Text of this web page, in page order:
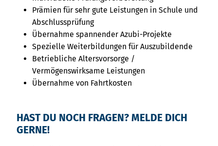
Prämien für sehr gute Leistungen in Schule und
Abschlussprüfung
Übernahme spannender Azubi-Projekte
Spezielle Weiterbildungen für Auszubildende
Betriebliche Altersvorsorge /
Vermögenswirksame Leistungen
Übernahme von Fahrtkosten
HAST DU NOCH FRAGEN? MELDE DICH
GERNE!